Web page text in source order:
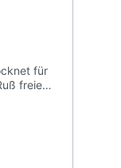
für
freie